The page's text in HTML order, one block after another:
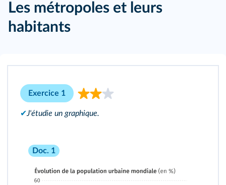
Les métropoles et leurs
habitants
Exercice 1
✔J'étudie un graphique.
Doc. 1